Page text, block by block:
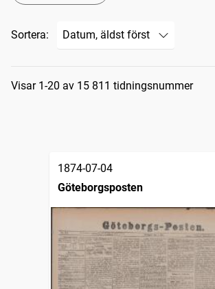
Sortera:
Sökresultat
Visar 1-20 av 15 811 tidningsnummer
1874-07-04
Göteborgsposten